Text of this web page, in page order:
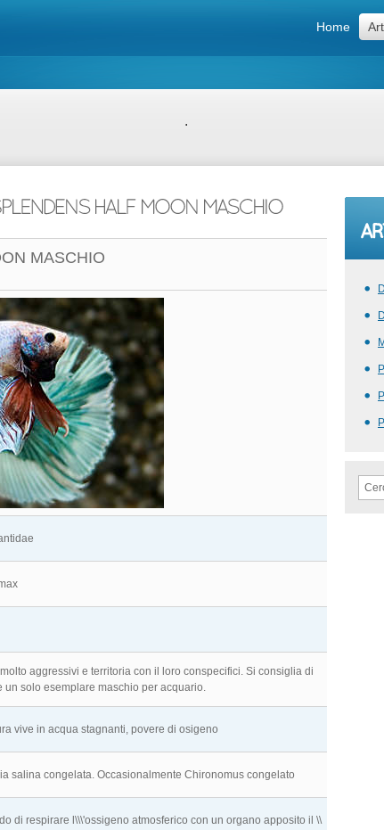
Home
.
MASCHIO
aggressivi e territoria con il loro conspecifici. Si consiglia di
un solo esemplare maschio per acquario.
vive in acqua stagnanti, povere di osigeno
salina congelata. Occasionalmente Chironomus congelato
di respirare l\\\'ossigeno atmosferico con un organo apposito il \\